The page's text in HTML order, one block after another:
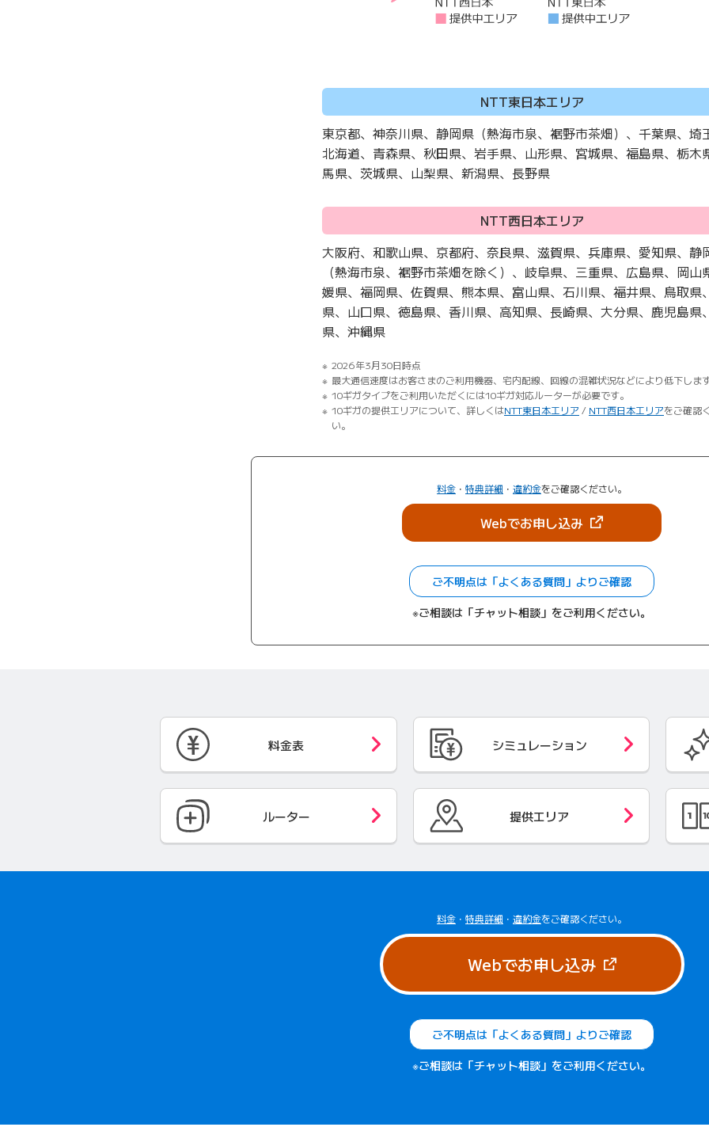
NTT東日本エリア
東京都、神奈川県、静岡県（熱海市泉、裾野市茶畑）、千葉県、埼
北海道、青森県、秋田県、岩手県、山形県、宮城県、福島県、栃木
馬県、茨城県、山梨県、新潟県、長野県
NTT西日本エリア
大阪府、和歌山県、京都府、奈良県、滋賀県、兵庫県、愛知県、静
（熱海市泉、裾野市茶畑を除く）、岐阜県、三重県、広島県、岡山
媛県、福岡県、佐賀県、熊本県、富山県、石川県、福井県、鳥取県
県、山口県、徳島県、香川県、高知県、長崎県、大分県、鹿児島県
県、沖縄県
2026年3月30日時点
最大通信速度はお客さまのご利用機器、宅内配線、回線の混雑状況などにより低下します
10ギガタイプをご利用いただくには10ギガ対応ルーターが必要です。
10ギガの提供エリアについて、詳しくはNTT東日本エリア / NTT西日本エリアをご確認
い。
料金 ・ 特典詳細 ・ 違約金をご確認ください。
Webでお申し込み（新しいタブで開きま
ご不明点は「よくある質問」よりご確認
※ご相談は「チャット相談」をご利用ください。
料金表 シミュレーション
ルーター 提供エリア
料金 ・ 特典詳細 ・ 違約金をご確認ください。
Webでお申し込み（新しいタブで
ご不明点は「よくある質問」よりご確認
※ご相談は「チャット相談」をご利用ください。